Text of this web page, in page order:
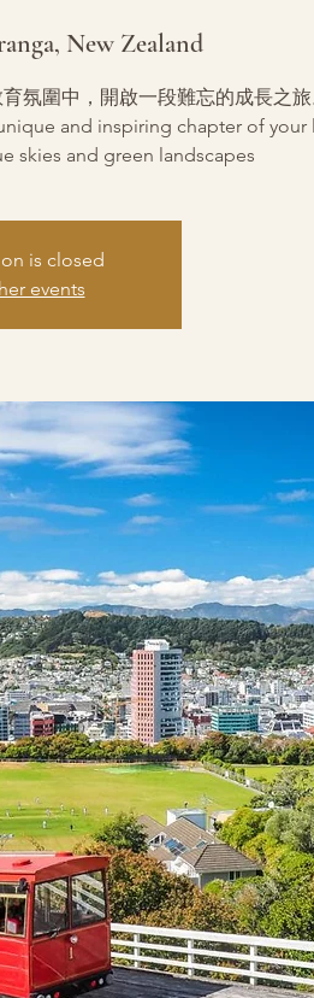
New Zealand
氛圍中，開啟一段難忘的成長之旅
and inspiring chapter of your
skies and green landscapes
is closed
events